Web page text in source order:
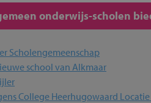
onderwijs-scholen
Scholengemeenschap
school van Alkmaar
College Heerhugowaard